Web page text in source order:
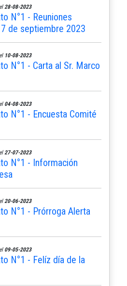
28-08-2023
N°1 - Reuniones
de septiembre 2023
10-08-2023
N°1 - Carta al Sr. Marco
04-08-2023
N°1 - Encuesta Comité
27-07-2023
N°1 - Información
20-06-2023
N°1 - Prórroga Alerta
09-05-2023
N°1 - Felíz día de la